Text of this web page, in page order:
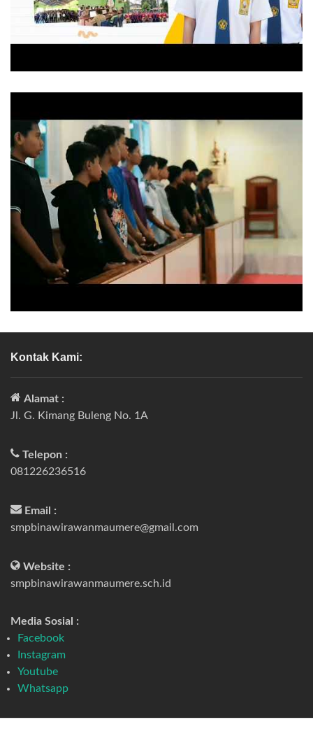
Kontak Kami:
Alamat :
Jl. G. Kimang Buleng No. 1A
Telepon :
081226236516
Email :
smpbinawirawanmaumere@gmail.com
Website :
smpbinawirawanmaumere.sch.id
Media Sosial :
Facebook
Instagram
Youtube
Whatsapp